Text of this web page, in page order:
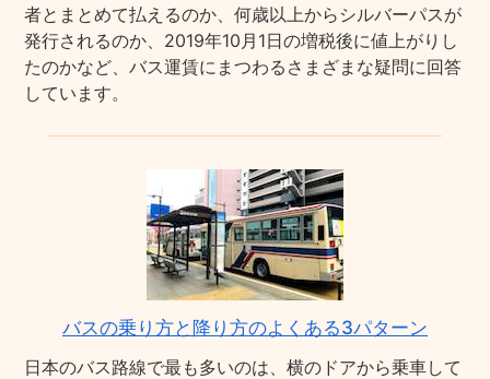
者とまとめて払えるのか、何歳以上からシルバーパスが
発行されるのか、2019年10月1日の増税後に値上がりし
たのかなど、バス運賃にまつわるさまざまな疑問に回答
しています。
バスの乗り方と降り方のよくある3パターン
日本のバス路線で最も多いのは、横のドアから乗車して